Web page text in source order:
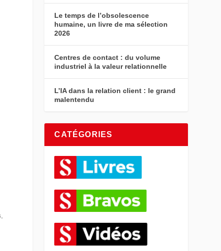
Le temps de l’obsolescence
humaine, un livre de ma sélection
2026
Centres de contact : du volume
industriel à la valeur relationnelle
L’IA dans la relation client : le grand
malentendu
CATÉGORIES